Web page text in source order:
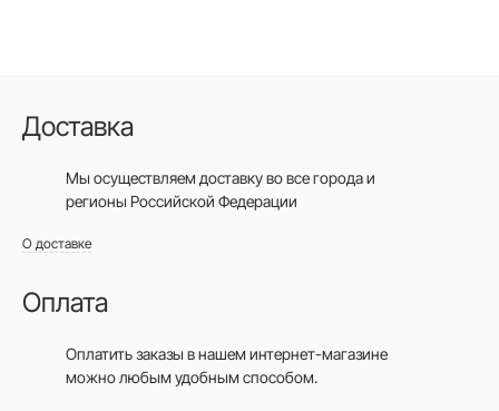
Доставка
Мы осуществляем доставку во все городаи
регионы Российской Федерации
О доставке
Оплата
Оплатить заказы в нашем интернет-магазине
можно любым удобным способом.